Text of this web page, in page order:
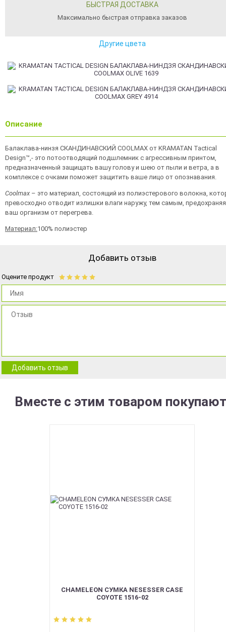
БЫСТРАЯ ДОСТАВКА
Максимально быстрая отправка заказов
Другие цвета
Описание
Балаклава-нинзя СКАНДИНАВСКИЙ COOLMAX от KRAMATAN Tactical
Design™,- это потоотводящий подшлемник с агрессивным принтом,
предназначенный защищать вашу голову и шею от пыли и ветра, а в
комплексе с очками поможет защитить ваше лицо от опознавания.
Coolmax – это материал, состоящий из полиэстерового волокна,
превосходно отводит излишки влаги наружу, тем самым, предохраняя
ваш организм от перегрева.
Материал:100% полиэстер
Добавить отзыв
Оцените продукт
Добавить отзыв
Вместе с этим товаром
CHAMELEON СУМКА NESESSER CASE
COYOTE 1516-02